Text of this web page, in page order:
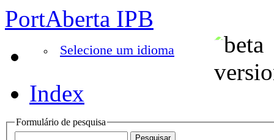
PortAberta IPB
Selecione um idioma
Index
Formulário de pesquisa